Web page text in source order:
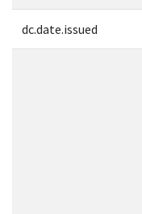
dc.date.issued